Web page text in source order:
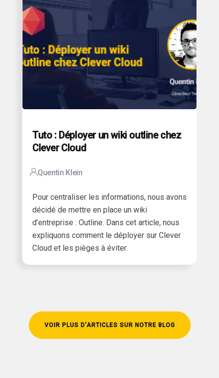
Tuto : Déployer un wiki outline chez
Clever Cloud
Quentin Klein
Pour centraliser les informations, nous avons
décidé de mettre en place un wiki
d’entreprise : Outline. Dans cet article, nous
expliquons comment le déployer sur Clever
Cloud et les pièges à éviter.
VOIR PLUS D’ARTICLES SUR NOTRE BLOG